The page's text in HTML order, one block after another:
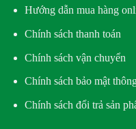
Hướng dẫn mua hàng
Chính sách thanh toán
Chính sách vận chuyển
Chính sách bảo mật
Chính sách đổi trả sản